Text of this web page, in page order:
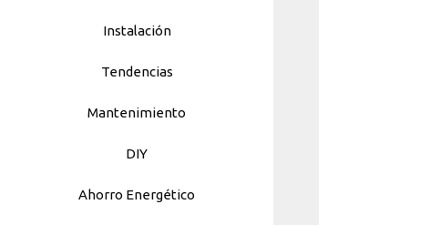
Instalación
Tendencias
Mantenimiento
DIY
Ahorro Energético